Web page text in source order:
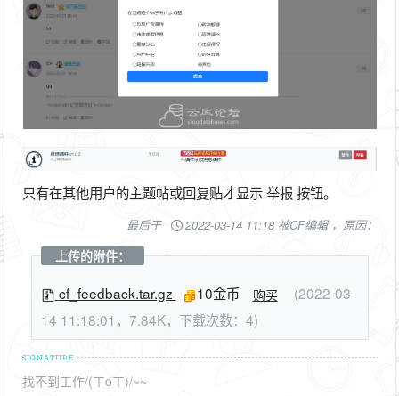
只有在其他用户的主题帖或回复贴才显示 举报 按钮。
最后于 2022-03-14 11:18 被CF编辑 ，原因：
上传的附件：
cf_feedback.tar.gz 10金币 购买
(2022-03-
14 11:18:01，7.84K，下载次数：4)
找不到工作/(ㄒoㄒ)/~~